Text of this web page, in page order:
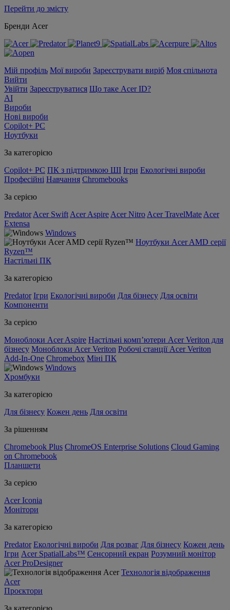
Перейти до змісту
Бренди Acer
Мій профіль Мої вироби Зареєструвати виріб Моя спільнота
Вийти
Увійти Зареєструватися Що таке Acer ID?
AI
Вироби
Нові вироби
Copilot+ PC
Ноутбуки
За категорією
Copilot+ PC ПК з підтримкою ШІ Ігри Екологічні вироби
Професійні Навчання Chromebooks
За серією
Predator Acer Swift Acer Aspire Acer Nitro Acer TravelMate Acer
Extensa
Windows
Ноутбуки Acer AMD серії
Ryzen™
Настільні ПК
За категорією
Predator Ігри Екологічні вироби Для бізнесу Для освіти
Компоненти
За серією
Моноблоки Acer Aspire Настільні комп’ютери Acer Veriton для
бізнесу Моноблоки Acer Veriton Робочі станції Acer Veriton
Add-In-One Chromebox Міні ПК
Windows
Хромбуки
За категорією
Для бізнесу Кожен день Для освіти
За рішенням
Chromebook Plus ChromeOS Enterprise Solutions Cloud Gaming
on Chromebook
Планшети
За серією
Acer Iconia
Монітори
За категорією
Predator Екологічні вироби Для розваг Для бізнесу Кожен день
Ігри Acer SpatialLabs™ Сенсорний екран Розумний монітор
Acer ProDesigner
Технологія відображення
Acer
Проєктори
За категорією